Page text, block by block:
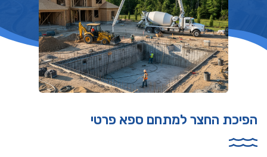
הפיכת החצר למתחם ספא פרטי